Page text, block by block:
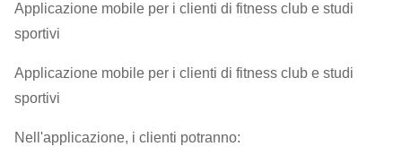
Applicazione mobile per i clienti di fitness club e studi
sportivi
Applicazione mobile per i clienti di fitness club e studi
sportivi
Nell'applicazione, i clienti potranno: